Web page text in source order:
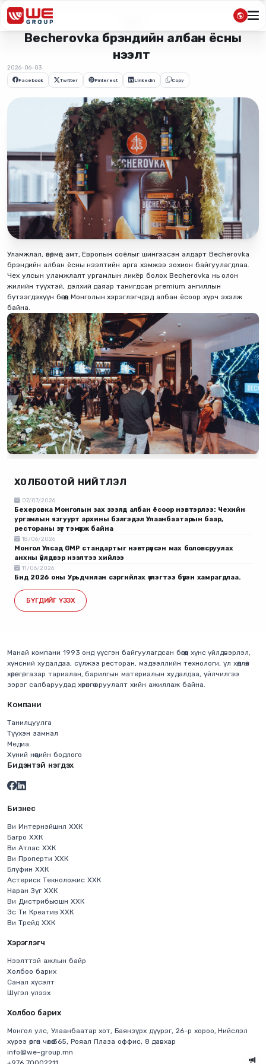
Becherovka брэндийн албан ёсны
нээлт
2026-06-03
Facebook Twitter Pinterest Linkedin Copy
Уламжлал, өвөрмөц амт, Европын соёлыг шингээсэн алдарт Becherovka
брэндийн албан ёсны нээлтийн арга хэмжээ зохион байгуулагдлаа.
Чех улсын уламжлалт ургамлын ликёр болох Becherovka нь олон
жилийн түүхтэй, дэлхий даяар танигдсан premium ангиллын
бүтээгдэхүүн бөгөөд Монголын хэрэглэгчдэд албан ёсоор хүрч эхэлж
байна.
ХОЛБООТОЙ НИЙТЛЭЛ
07/07/2026
Бехеровка Монголын зах зээлд албан ёсоор нэвтэрлээ: Чехийн
ургамлын язгуурт архины бэлгэдэл Улаанбаатарын баар,
рестораны зүг тэмүүлж байна
18/06/2026
Монгол Улсад GMP стандартыг нэвтрүүлсэн мах боловсруулах
анхны үйлдвэр нээлтээ хийлээ
11/06/2026
Бид 2026 оны Урьдчилан сэргийлэх үзлэгтээ бүрэн хамрагдлаа.
БҮГДИЙГ ҮЗЭХ
Манай компани 1993 онд үүсгэн байгуулагдсан бөгөөд хүнс үйлдвэрлэл,
хүнсний худалдаа, сүлжээ ресторан, мэдээллийн технологи, үл хөдлөх
хөрөнгө, газар тариалан, барилгын материалын худалдаа, үйлчилгээ
зэрэг салбаруудад хөрөнгө оруулалт хийн ажиллаж байна.
Компани
Танилцуулга
Түүхэн замнал
Медиа
Хүний нөөцийн бодлого
Бидэнтэй нэгдэх
Бизнес
Ви Интернэйшнл ХХК
Багро ХХК
Ви Атлас ХХК
Ви Проперти ХХК
Блүфин ХХК
Астериск Текноложис ХХК
Наран Зүг ХХК
Ви Дистрибьюшн ХХК
Эс Ти Креатив ХХК
Ви Трейд ХХК
Хэрэглэгч
Нээлттэй ажлын байр
Холбоо барих
Санал хүсэлт
Шүгэл үлээх
Холбоо барих
Монгол улс, Улаанбаатар хот, Баянзүрх дүүрэг, 26-р хороо, Нийслэл
хүрээ өргөн чөлөө 365, Рояал Плаза оффис, 8 давхар
info@we-group.mn